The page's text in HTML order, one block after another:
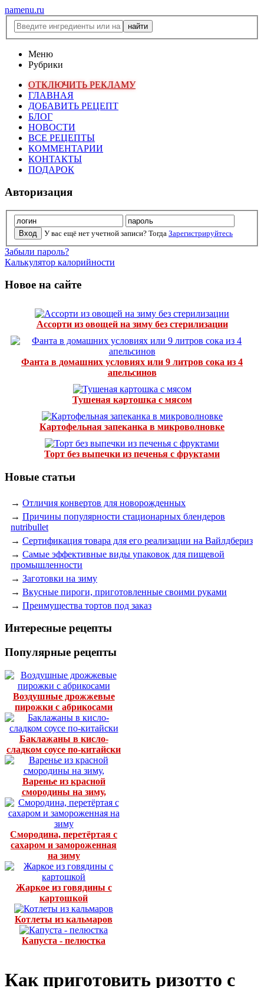
namenu.ru
Меню
Рубрики
ОТКЛЮЧИТЬ РЕКЛАМУ
ГЛАВНАЯ
ДОБАВИТЬ РЕЦЕПТ
БЛОГ
НОВОСТИ
ВСЕ РЕЦЕПТЫ
КОММЕНТАРИИ
КОНТАКТЫ
ПОДАРОК
Авторизация
У вас ещё нет учетной записи? Тогда Зарегистрируйтесь
Забыли пароль?
Калькулятор калорийности
Новое на сайте
Ассорти из овощей на зиму без стерилизации
Фанта в домашних условиях или 9 литров сока из 4
апельсинов
Тушеная картошка с мясом
Картофельная запеканка в микроволновке
Торт без выпечки из печенья с фруктами
Новые статьи
→ Отличия конвертов для новорожденных
→ Причины популярности стационарных блендеров
nutribullet
→ Сертификация товара для его реализации на Вайлдбериз
→ Самые эффективные виды упаковок для пищевой
промышленности
→ Заготовки на зиму
→ Вкусные пироги, приготовленные своими руками
→ Преимущества тортов под заказ
Интересные рецепты
Популярные рецепты
Воздушные дрожжевые
пирожки с абрикосами
Баклажаны в кисло-
сладком соусе по-китайски
Варенье из красной
смородины на зиму,
Смородина, перетёртая с
сахаром и замороженная
на зиму
Жаркое из говядины с
картошкой
Котлеты из кальмаров
Капуста - пелюстка
Как приготовить ризотто с